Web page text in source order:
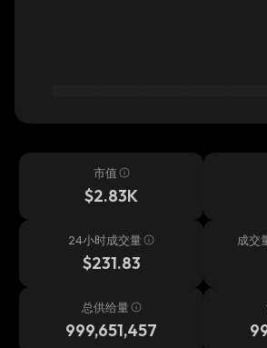
市值
$2.83K
24小时成交量
$231.83
成交
总供给量
999,651,457